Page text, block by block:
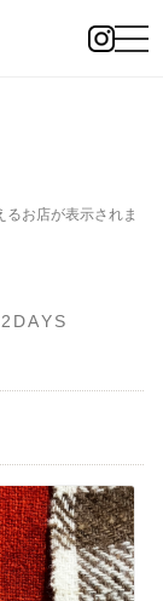
るお店が表示されま
2DAYS